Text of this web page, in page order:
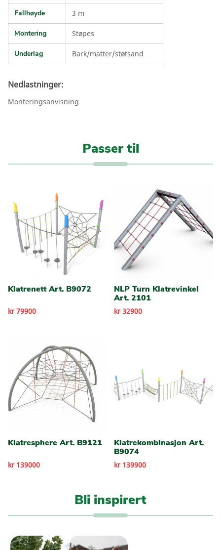
Fallhøyde 3 m
Montering Støpes
Underlag Bark/matter/støtsand
Nedlastninger:
Monteringsanvisning
Passer til
Klatrenett Art. B9072
kr 79900
NLP Turn Klatrevinkel
Art. 2101
kr 32900
Klatresphere Art. B9121
kr 139000
Klatrekombinasjon Art.
B9074
kr 139900
Bli inspirert